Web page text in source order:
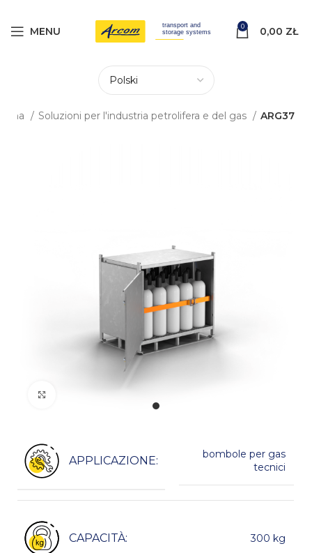
MENU 0 0,00 ZŁ
Soluzioni per l'industria petrolifera e del gas ARG37
APPLICAZIONE:
bombole per gas
tecnici
CAPACITÀ: 300 kg